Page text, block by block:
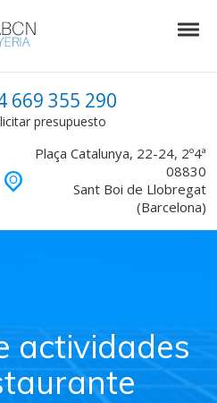
para
669 355 290
presupuesto
Plaça Catalunya, 22-24, 2º4ª
08830
Sant Boi de Llobregat
(Barcelona)
actividades